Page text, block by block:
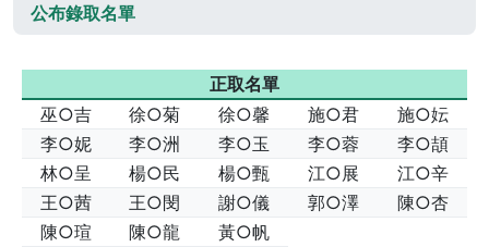
公布錄取名單
正取名單
巫○吉
徐○菊 徐○馨 施○君
施○妘
李○妮
李○洲 李○玉 李○蓉
李○頡
林○呈
楊○民 楊○甄 江○展
江○辛
王○茜
王○閔 謝○儀 郭○澤
陳○杏
陳○瑄
陳○龍 黃○帆